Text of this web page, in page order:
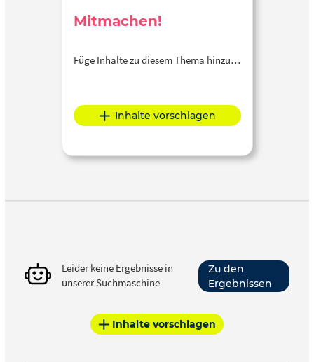
Mitmachen!
Füge Inhalte zu diesem Thema hinzu…
Inhalte vorschlagen
Leider keine Ergebnisse in
unserer Suchmaschine
Zu den
Ergebnissen
Inhalte vorschlagen